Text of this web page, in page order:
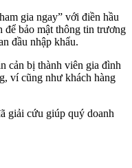
gia ngay” với điền hầu
để bảo mật thông tin trương
đầu nhập khẩu.
cản bị thành viên gia đình
ví cũng như khách hàng
giải cứu giúp quý doanh